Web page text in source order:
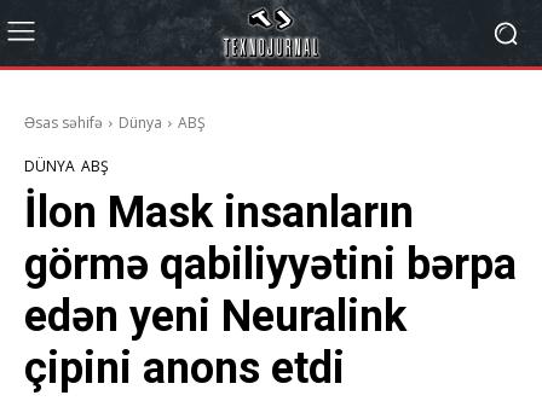
Əsas səhifə Dünya ABŞ
DÜNYA ABŞ
İlon Mask insanların
görmə qabiliyyətini bərpa
edən yeni Neuralink
çipini anons etdi